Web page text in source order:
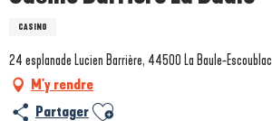
CASINO
24 esplanade Lucien Barrière, 44500 La Baule-Escoublac
M'y rendre
Partager Ajouter aux favoris